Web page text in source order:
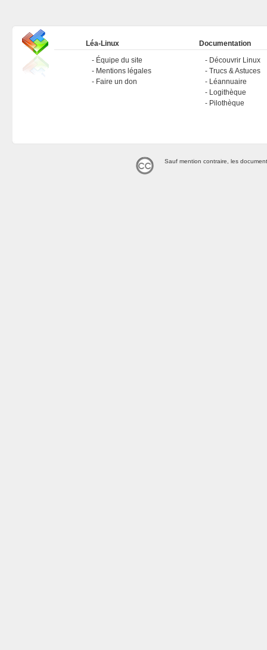
Léa-Linux
Équipe du site
Mentions légales
Faire un don
Documentation
Découvrir Linux
Trucs & Astuces
Léannuaire
Logithèque
Pilothèque
Sauf mention contraire, les